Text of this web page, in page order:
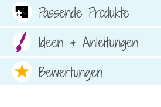
Passende Produkte
Ideen & Anleitungen
Bewertungen